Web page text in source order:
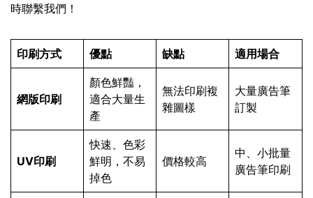
時聯繫我們！
印刷方式 優點 缺點 適用場合
網版印刷
顏色鮮豔，
適合大量生
產
無法印刷複
雜圖樣
大量廣告筆
訂製
UV印刷
快速、色彩
鮮明，不易
掉色
價格較高
中、小批量
廣告筆印刷